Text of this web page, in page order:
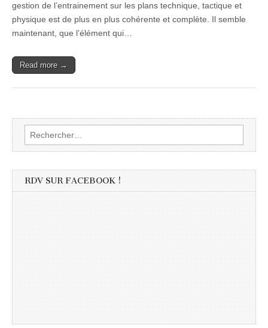
gestion de l’entrainement sur les plans technique, tactique et
physique est de plus en plus cohérente et complète. Il semble
maintenant, que l’élément qui…
Read more →
Rechercher :
RDV SUR FACEBOOK !